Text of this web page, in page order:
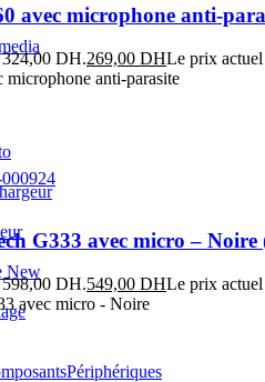
New
Périphériques
avec microphone anti-
DH.269,00 DHLe prix
anti-parasite
G333 avec micro – Noire
DH.549,00 DHLe prix
avec micro - Noire